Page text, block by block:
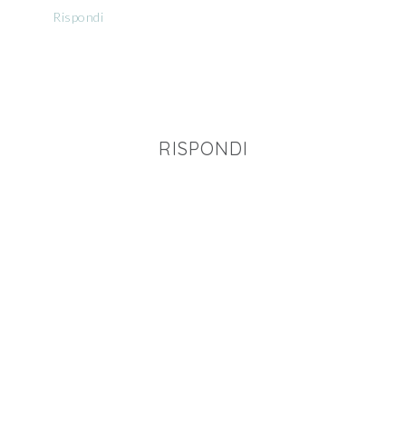
Rispondi
RISPONDI